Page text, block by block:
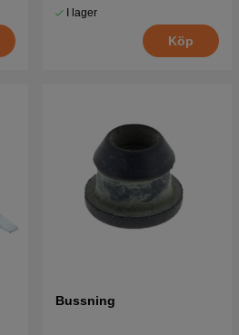
I lager
Köp
Bussning